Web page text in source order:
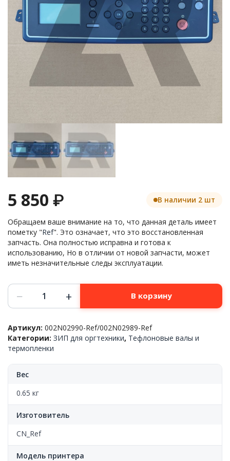
5 850 ₽
Обращаем ваше внимание на то, что данная деталь имеет
пометку "Ref". Это означает, что это восстановленная
запчасть. Она полностью исправна и готова к
использованию, Но в отличии от новой запчасти, может
иметь незначительные следы эксплуатации.
В наличии 2 шт
Количество
товара
Панель
в
сборе
Xerox™
4600/4622,
Ref
− + В корзину
Артикул: 002N02990-Ref/002N02989-Ref
Категории: ЗИП для оргтехники, Тефлоновые валы и
термопленки
Вес
0.65 кг
Изготовитель
CN_Ref
Модель принтера